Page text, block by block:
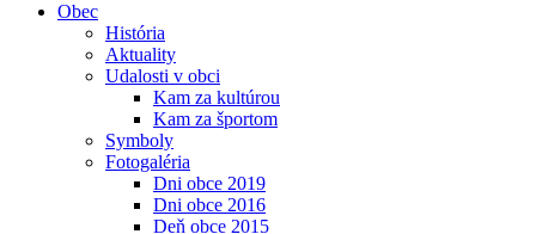
Obec
História
Aktuality
Udalosti v obci
Kam za kultúrou
Kam za športom
Symboly
Fotogaléria
Dni obce 2019
Dni obce 2016
Deň obce 2015